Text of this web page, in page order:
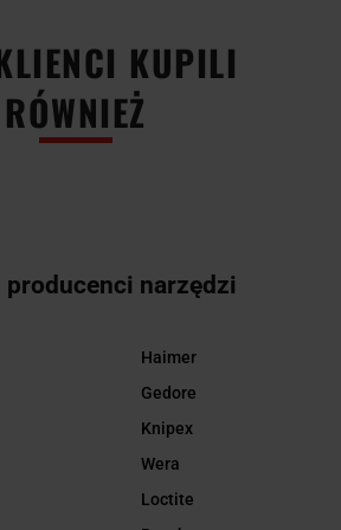
KUPILI
RÓWNIEŻ
producenci narzędzi
Haimer
Gedore
Knipex
Wera
Loctite